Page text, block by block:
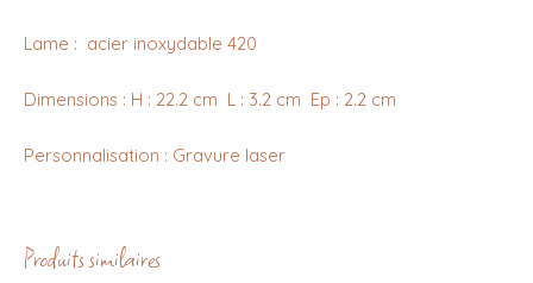
Lame : acier inoxydable 420
Dimensions : H : 22.2 cm L : 3.2 cm Ep : 2.2 cm
Personnalisation : Gravure laser
Produits similaires